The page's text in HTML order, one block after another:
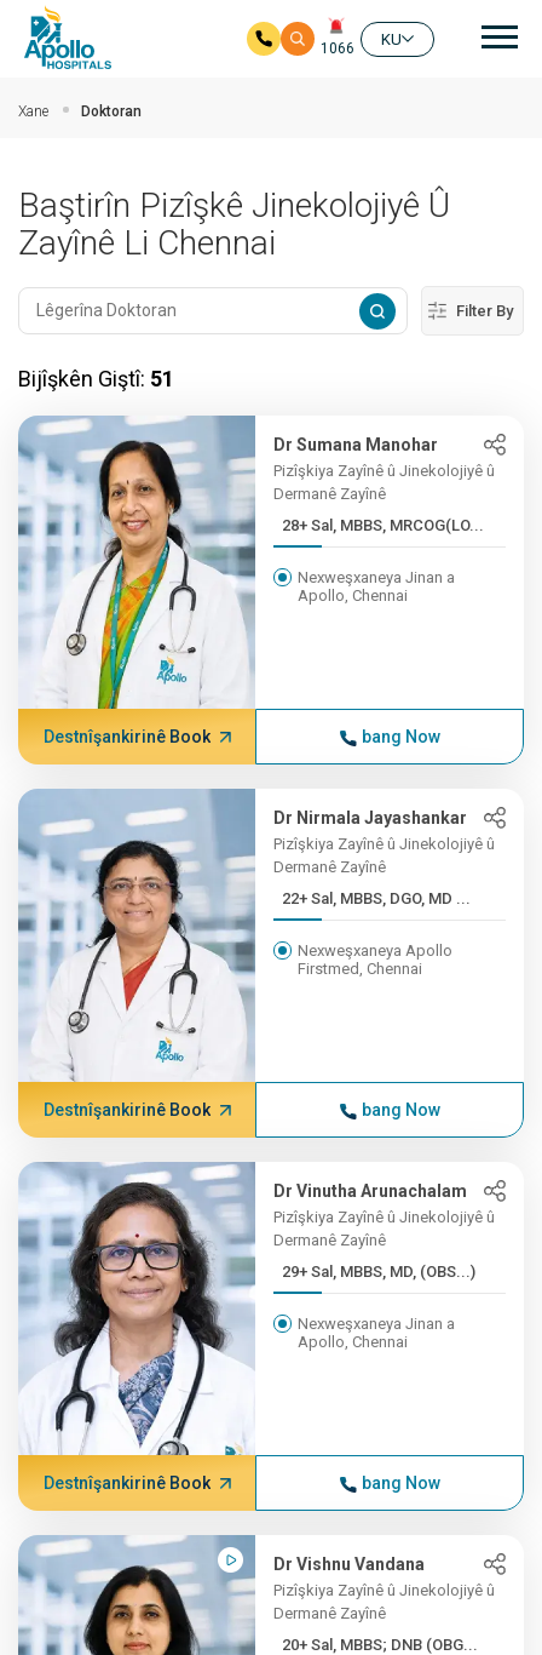
1066
KU
Xane Doktoran
Baştirîn Pizîşkê Jinekolojiyê Û
Zayînê Li Chennai
Filter By
Bijîşkên Giştî: 51
Dr Sumana Manohar
Pizîşkiya Zayînê û Jinekolojiyê û
Dermanê Zayînê
28+ Sal, MBBS, MRCOG(LO...
Nexweşxaneya Jinan a
Apollo, Chennai
Destnîşankirinê Book bang Now
Dr Nirmala Jayashankar
Pizîşkiya Zayînê û Jinekolojiyê û
Dermanê Zayînê
22+ Sal, MBBS, DGO, MD ...
Nexweşxaneya Apollo
Firstmed, Chennai
Destnîşankirinê Book bang Now
Dr Vinutha Arunachalam
Pizîşkiya Zayînê û Jinekolojiyê û
Dermanê Zayînê
29+ Sal, MBBS, MD, (OBS...)
Nexweşxaneya Jinan a
Apollo, Chennai
Destnîşankirinê Book bang Now
Dr Vishnu Vandana
Pizîşkiya Zayînê û Jinekolojiyê û
Dermanê Zayînê
20+ Sal, MBBS; DNB (OBG...